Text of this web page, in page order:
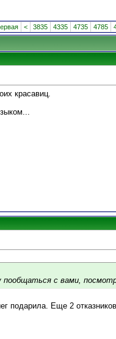
< 3835 4335 4735 4785
красавиц.
пообщаться с вами,
подарила. Еще 2